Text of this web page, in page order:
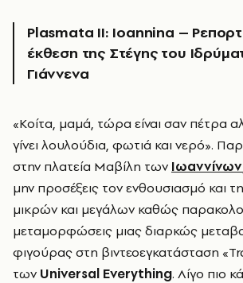
Plasmata II: Ioannina –
έκθεση της Στέγης του
Γιάννενα
«Κοίτα, μαμά, τώρα είναι σαν πέτρα αλλά σε λίγο θα
γίνει λουλούδια, φωτιά και νερό».
στην πλατεία Μαβίλη των Ιωαννίνων
μην προσέξεις τον ενθουσιασμό και
μικρών και μεγάλων καθώς
μεταμορφώσεις μιας διαρκώς
φιγούρας στη βιντεοεγκατάσταση
των Universal Everything. Λίγο πιο